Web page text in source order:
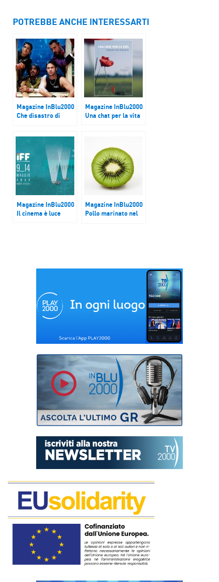
POTREBBE ANCHE INTERESSARTI
Magazine InBlu2000
Che disastro di
Magazine InBlu2000
Una chat per la vita
Magazine InBlu2000
Il cinema è luce
Magazine InBlu2000
Pollo marinato nel